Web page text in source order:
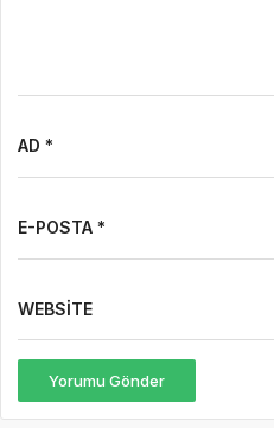
AD *
E-POSTA *
WEBSITE
Yorumu Gönder